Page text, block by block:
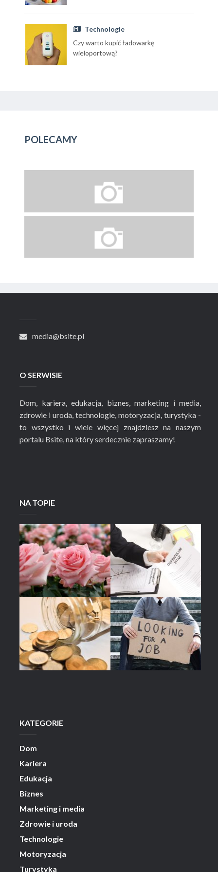
Technologie
Czy warto kupić ładowarkę
wieloportową?
POLECAMY
media@bsite.pl
O SERWISIE
Dom, kariera, edukacja, biznes, marketing i media,
zdrowie i uroda, technologie, motoryzacja, turystyka -
to wszystko i wiele więcej znajdziesz na naszym
portalu Bsite, na który serdecznie zapraszamy!
NA TOPIE
KATEGORIE
Dom
Kariera
Edukacja
Biznes
Marketing i media
Zdrowie i uroda
Technologie
Motoryzacja
Turystyka